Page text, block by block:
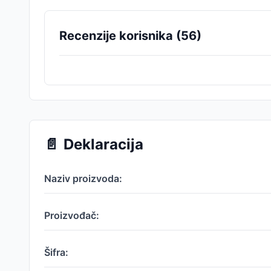
Recenzije korisnika (56)
📄 Deklaracija
Naziv proizvoda:
Proizvođač:
Šifra: